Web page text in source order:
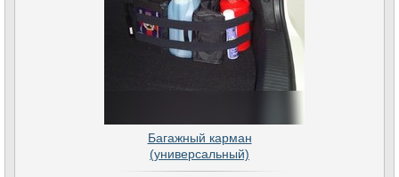
Багажный карман
(универсальный)